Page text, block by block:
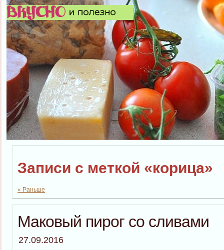
Записи с меткой «корица»
« Раньше
Маковый пирог со сливами
27.09.2016